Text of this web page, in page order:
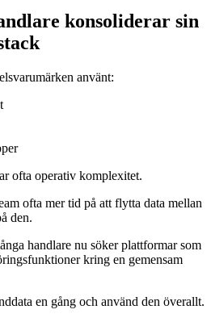
konsoliderar sin
använt:
ofta operativ komplexitet.
ofta mer tid på att flytta data mellan
den.
handlare nu söker plattformar som
kring en gemensam
en gång och använd den överallt.